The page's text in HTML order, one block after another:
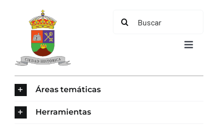
contenido
Buscar:
Toggle
Áreas temáticas
Herramientas